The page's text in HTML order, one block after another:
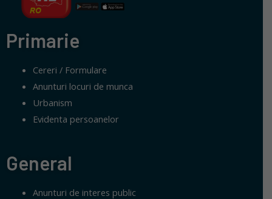
Primarie
Cereri / Formulare
Anunturi locuri de munca
Urbanism
Evidenta persoanelor
General
Anunturi de interes public